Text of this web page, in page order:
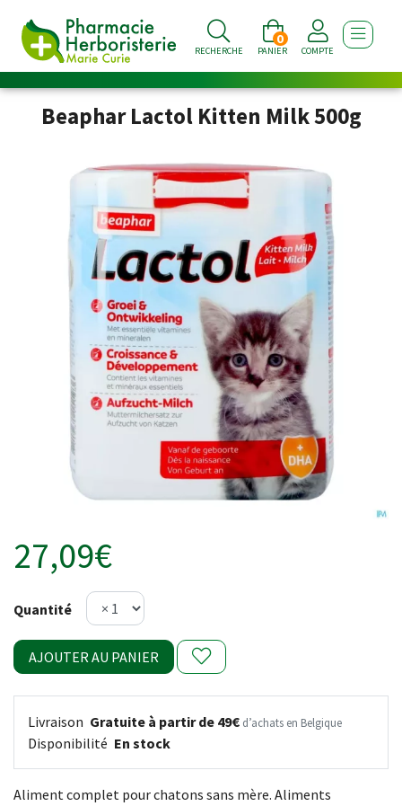
RECHERCHE PANIER
0
COMPTE
Beaphar Lactol Kitten Milk 500g
27,09€
Quantité
AJOUTER AU PANIER
Livraison Gratuite à partir de 49€ d’achats en Belgique
Disponibilité En stock
Aliment complet pour chatons sans mère. Aliments